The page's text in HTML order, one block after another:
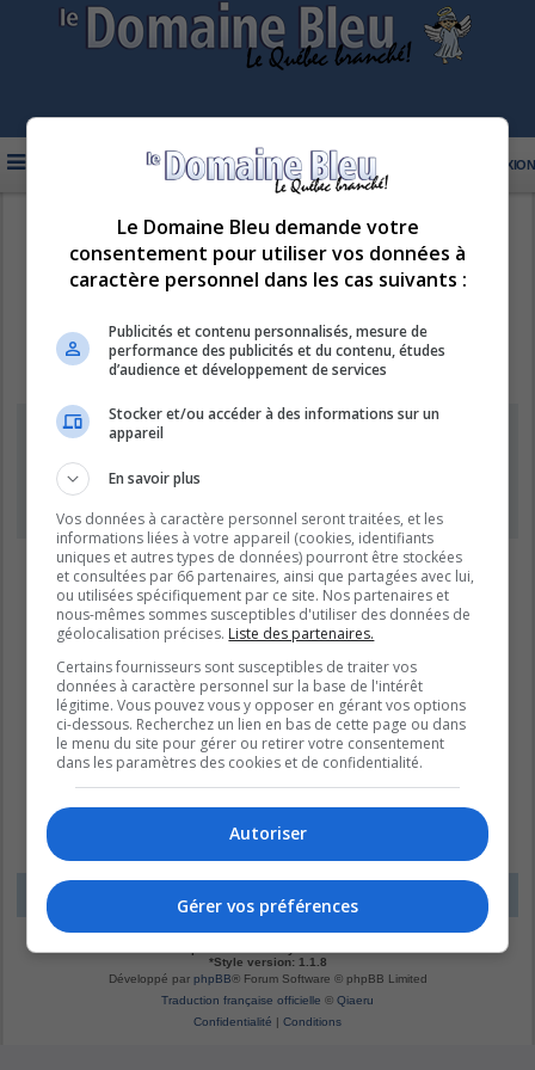
CONNEXION
INSCRIPTION
LE DOMAINE BLEU
Information
Vous ne pouvez pas effectuer de recherche pour le moment car le
LE DOMAINE BLEU UTC-04:00
*Original byChristian 2.0
*Style version: 1.1.8
Développé par phpBB® Forum Software © phpBB Limited
Traduction française officielle © Qiaeru
Confidentialité | Conditions
Le Domaine Bleu demande votre
consentement pour utiliser vos données à
caractère personnel dans les cas suivants :
Publicités et contenu personnalisés, mesure de
performance des publicités et du contenu, études
d’audience et développement de services
Stocker et/ou accéder à des informations sur un
appareil
En savoir plus
Vos données à caractère personnel seront traitées, et les
informations liées à votre appareil (cookies, identifiants
uniques et autres types de données) pourront être stockées
et consultées par 66 partenaires, ainsi que partagées avec lui,
ou utilisées spécifiquement par ce site. Nos partenaires et
nous-mêmes sommes susceptibles d'utiliser des données de
géolocalisation précises. Liste des partenaires.
Certains fournisseurs sont susceptibles de traiter vos
données à caractère personnel sur la base de l'intérêt
légitime. Vous pouvez vous y opposer en gérant vos options
ci-dessous. Recherchez un lien en bas de cette page ou dans
le menu du site pour gérer ou retirer votre consentement
dans les paramètres des cookies et de confidentialité.
Autoriser
Gérer vos préférences